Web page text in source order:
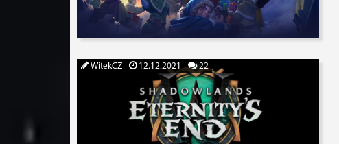
WitekCZ 12.12.2021 22